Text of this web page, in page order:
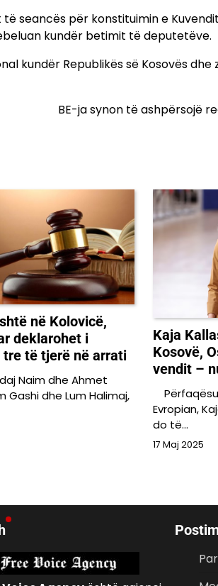
seancës për konstituimin e
kundër betimit të deputetëve.
kundër Republikës së Kosovës
BE-ja synon të ashpërsojë
në Kolovicë,
deklarohet i
të tjerë në arrati
Naim dhe Ahmet
Gashi dhe Lum Halimaj,
Kaja
Kosovë,
vendit –
Evropian,
do të…
17 Maj 2025